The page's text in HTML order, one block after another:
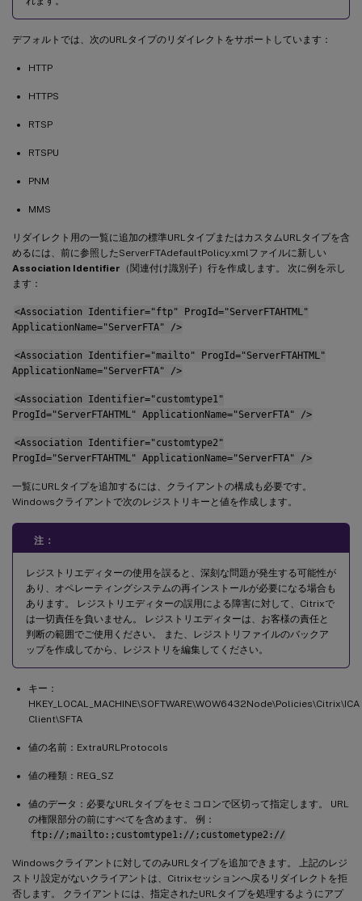
デフォルトでは、次のURLタイプのリダイレクトをサポートしています：
HTTP
HTTPS
RTSP
RTSPU
PNM
MMS
リダイレクト用の一覧に追加の標準URLタイプまたはカスタムURLタイプを含
めるには、前に参照したServerFTAdefaultPolicy.xmlファイルに新しい
Association Identifier （関連付け識別子）行を作成します。 次に例を示し
ます：
<Association Identifier="ftp" ProgId="ServerFTAHTML"
ApplicationName="ServerFTA" />
<Association Identifier="mailto" ProgId="ServerFTAHTML"
ApplicationName="ServerFTA" />
<Association Identifier="customtype1"
ProgId="ServerFTAHTML" ApplicationName="ServerFTA" />
<Association Identifier="customtype2"
ProgId="ServerFTAHTML" ApplicationName="ServerFTA" />
一覧にURLタイプを追加するには、クライアントの構成も必要です。
Windowsクライアントで次のレジストリキーと値を作成します。
注：
レジストリエディターの使用を誤ると、深刻な問題が発生する可能性が
あり、オペレーティングシステムの再インストールが必要になる場合も
あります。 レジストリエディターの誤用による障害に対して、Citrixで
は一切責任を負いません。 レジストリエディターは、お客様の責任と
判断の範囲でご使用ください。 また、レジストリファイルのバックア
ップを作成してから、レジストリを編集してください。
キー：
HKEY_LOCAL_MACHINE\SOFTWARE\WOW6432Node\Policies\Citrix\ICA
Client\SFTA
値の名前：ExtraURLProtocols
値の種類：REG_SZ
値のデータ：必要なURLタイプをセミコロンで区切って指定します。 URL
の権限部分の前にすべてを含めます。 例：
ftp://;mailto:;customtype1://;custometype2://
Windowsクライアントに対してのみURLタイプを追加できます。 上記のレジ
ストリ設定がないクライアントは、Citrixセッションへ戻るリダイレクトを拒
否します。 クライアントには、指定されたURLタイプを処理するようにアプ